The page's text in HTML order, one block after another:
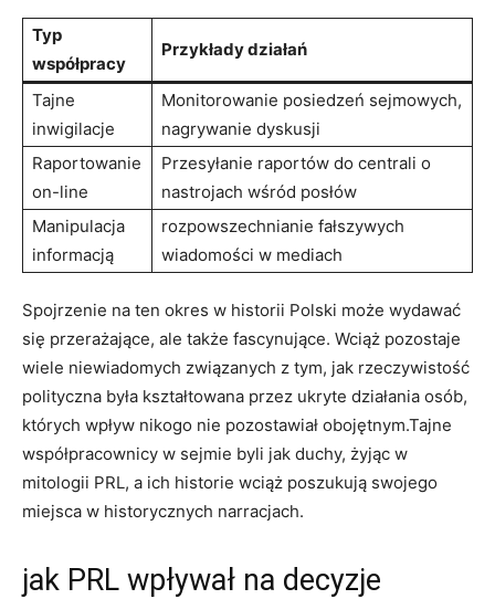
Typ
współpracy
Przykłady działań
Tajne
inwigilacje
Monitorowanie posiedzeń sejmowych,
nagrywanie dyskusji
Raportowanie
on-line
Przesyłanie raportów do centrali o
nastrojach wśród posłów
Manipulacja
informacją
rozpowszechnianie fałszywych
wiadomości w mediach
Spojrzenie na ten okres w historii Polski może wydawać
się przerażające, ale także fascynujące. Wciąż pozostaje
wiele niewiadomych związanych z tym, jak rzeczywistość
polityczna była kształtowana przez ukryte działania osób,
których wpływ nikogo nie pozostawiał obojętnym.Tajne
współpracownicy w sejmie byli jak duchy, żyjąc w
mitologii PRL, a ich historie wciąż poszukują swojego
miejsca w historycznych narracjach.
jak PRL wpływał na decyzje